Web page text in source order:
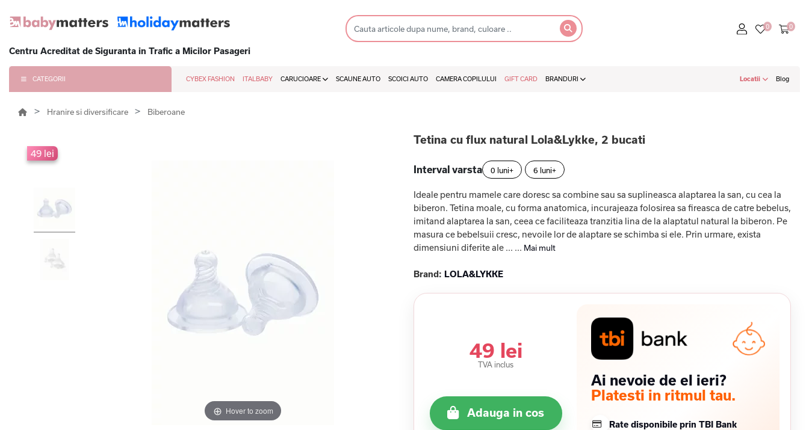
Centru Acreditat de Siguranta in Trafic a Micilor Pasageri
CATEGORII CYBEX FASHION ITALBABY CARUCIOARE SCAUNE AUTO SCOICI AUTO CAMERA COPILULUI GIFT CARD BRANDURI Locatii Blog
Hranire si diversificare Biberoane
49 lei
Hover to zoom
Tetina cu flux natural Lola&Lykke, 2 bucati
Interval varsta 0 luni+ 6 luni+
Ideale pentru mamele care doresc sa combine sau sa suplineasca alaptarea la san, cu cea la
biberon. Tetina moale, cu forma anatomica, incurajeaza folosirea sa fireasca de catre bebelus,
imitand alaptarea la san, ceea ce faciliteaza tranzitia lina de la alaptatul natural la biberon. Pe
masura ce bebelsuii cresc, nevoile lor de alaptare se schimba si ele. Prin urmare, exista
dimensiuni diferite ale ... ... Mai mult
Brand: LOLA&LYKKE
49 lei
TVA inclus
Adauga in cos
Ai nevoie de el ieri?
Platesti in ritmul tau.
Rate disponibile prin TBI Bank